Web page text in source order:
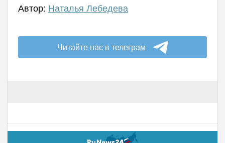
Автор: Наталья Лебедева
Читайте нас в телеграм